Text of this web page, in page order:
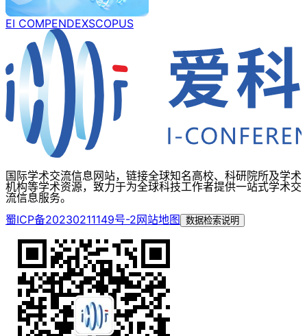
EI COMPENDEXSCOPUS
国际学术交流信息网站，链接全球知名高校、科研院所及学术
机构等学术资源，致力于为全球科技工作者提供一站式学术交
流信息服务。
蜀ICP备20230211149号-2网站地图 数据检索说明